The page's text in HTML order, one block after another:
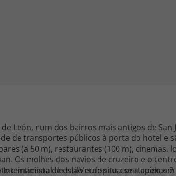
León, num dos bairros mais antigos de San
de transportes públicos à porta do hotel e
(a 50 m), restaurantes (100 m), cinemas,
Os molhes dos navios de cruzeiro e o
de Isla Verde situa-se a apenas
e intimista de estilo europeu, construído